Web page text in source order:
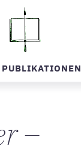
PUBLIKATIONEN
–